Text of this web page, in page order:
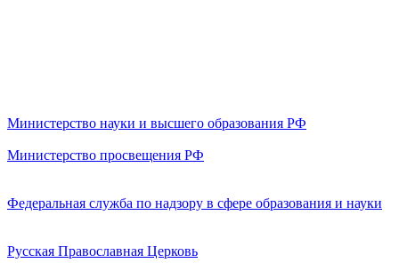
Министерство науки и высшего образования РФ
Министерство просвещения РФ
Федеральная служба по надзору в сфере образования и науки
Русская Православная Церковь